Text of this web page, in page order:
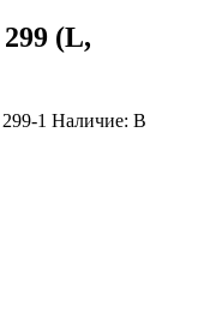
(L,
1 Наличие: В